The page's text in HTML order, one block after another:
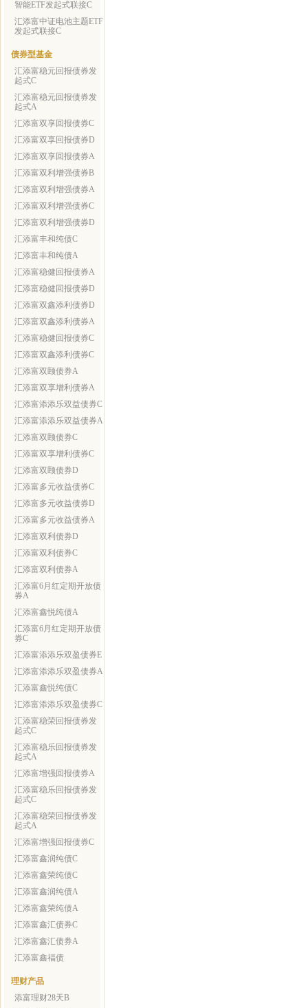
智能ETF发起式联接C
汇添富中证电池主题ETF
发起式联接C
债券型基金
汇添富稳元回报债券发
起式C
汇添富稳元回报债券发
起式A
汇添富双享回报债券C
汇添富双享回报债券D
汇添富双享回报债券A
汇添富双利增强债券B
汇添富双利增强债券A
汇添富双利增强债券C
汇添富双利增强债券D
汇添富丰和纯债C
汇添富丰和纯债A
汇添富稳健回报债券A
汇添富稳健回报债券D
汇添富双鑫添利债券D
汇添富双鑫添利债券A
汇添富稳健回报债券C
汇添富双鑫添利债券C
汇添富双颐债券A
汇添富双享增利债券A
汇添富添添乐双益债券C
汇添富添添乐双益债券A
汇添富双颐债券C
汇添富双享增利债券C
汇添富双颐债券D
汇添富多元收益债券C
汇添富多元收益债券D
汇添富多元收益债券A
汇添富双利债券D
汇添富双利债券C
汇添富双利债券A
汇添富6月红定期开放债
券A
汇添富鑫悦纯债A
汇添富6月红定期开放债
券C
汇添富添添乐双盈债券E
汇添富添添乐双盈债券A
汇添富鑫悦纯债C
汇添富添添乐双盈债券C
汇添富稳荣回报债券发
起式C
汇添富稳乐回报债券发
起式A
汇添富增强回报债券A
汇添富稳乐回报债券发
起式C
汇添富稳荣回报债券发
起式A
汇添富增强回报债券C
汇添富鑫润纯债C
汇添富鑫荣纯债C
汇添富鑫润纯债A
汇添富鑫荣纯债A
汇添富鑫汇债券C
汇添富鑫汇债券A
汇添富鑫福债
理财产品
添富理财28天B